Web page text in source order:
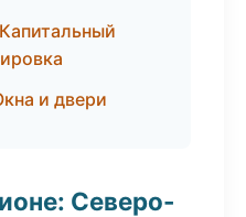
и двери
Северо-